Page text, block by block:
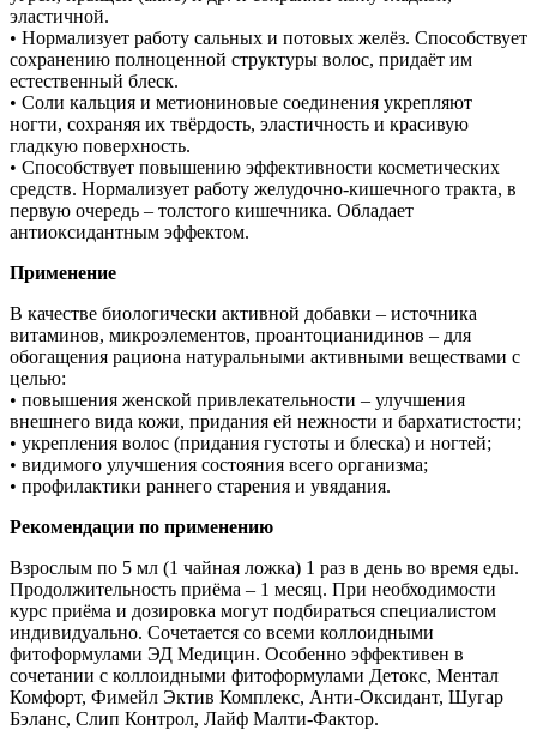
эластичной.
• Нормализует работу сальных и потовых желёз. Способствует
сохранению полноценной структуры волос, придаёт им
естественный блеск.
• Соли кальция и метиониновые соединения укрепляют
ногти, сохраняя их твёрдость, эластичность и красивую
гладкую поверхность.
• Способствует повышению эффективности косметических
средств. Нормализует работу желудочно-кишечного тракта, в
первую очередь – толстого кишечника. Обладает
антиоксидантным эффектом.
Применение
В качестве биологически активной добавки – источника
витаминов, микроэлементов, проантоцианидинов – для
обогащения рациона натуральными активными веществами с
целью:
• повышения женской привлекательности – улучшения
внешнего вида кожи, придания ей нежности и бархатистости;
• укрепления волос (придания густоты и блеска) и ногтей;
• видимого улучшения состояния всего организма;
• профилактики раннего старения и увядания.
Рекомендации по применению
Взрослым по 5 мл (1 чайная ложка) 1 раз в день во время еды.
Продолжительность приёма – 1 месяц. При необходимости
курс приёма и дозировка могут подбираться специалистом
индивидуально. Сочетается со всеми коллоидными
фитоформулами ЭД Медицин. Особенно эффективен в
сочетании с коллоидными фитоформулами Детокс, Ментал
Комфорт, Фимейл Эктив Комплекс, Анти-Оксидант, Шугар
Бэланс, Слип Контрол, Лайф Малти-Фактор.